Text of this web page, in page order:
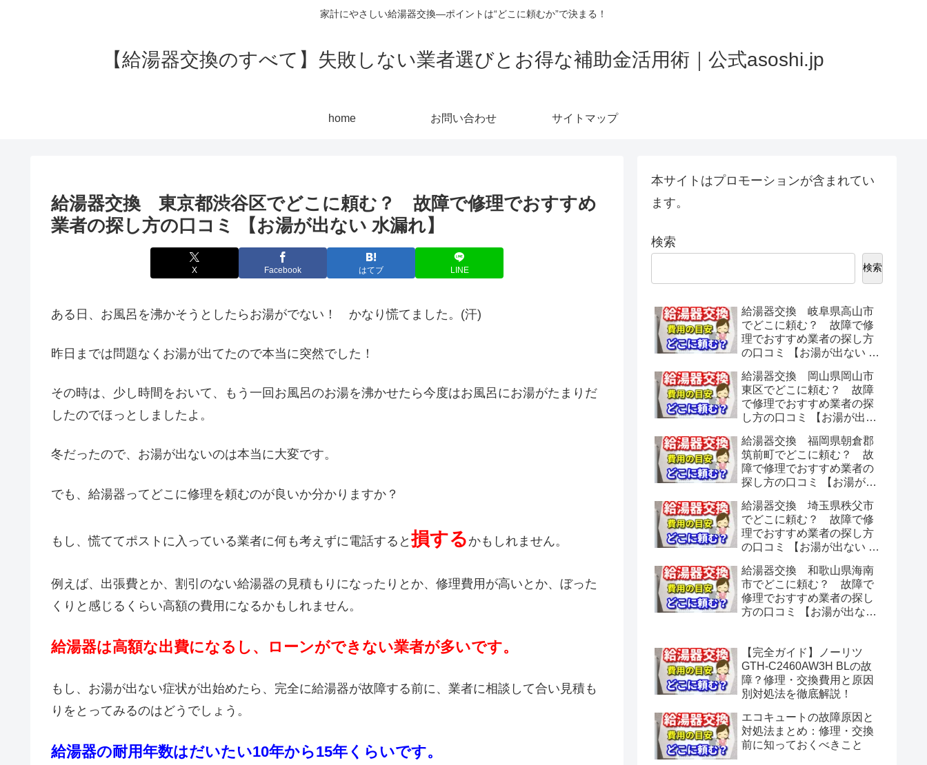
家計にやさしい給湯器交換—ポイントは“どこに頼むか”で決まる！
【給湯器交換のすべて】失敗しない業者選びとお得な補助金活用術｜公式asoshi.jp
home お問い合わせ サイトマップ
給湯器交換 東京都渋谷区でどこに頼む？ 故障で修理でおすすめ
業者の探し方の口コミ 【お湯が出ない 水漏れ】
X Facebook はてブ LINE
ある日、お風呂を沸かそうとしたらお湯がでない！ かなり慌てました。(汗)
昨日までは問題なくお湯が出てたので本当に突然でした！
その時は、少し時間をおいて、もう一回お風呂のお湯を沸かせたら今度はお風呂にお湯がたまりだ
したのでほっとしましたよ。
冬だったので、お湯が出ないのは本当に大変です。
でも、給湯器ってどこに修理を頼むのが良いか分かりますか？
もし、慌ててポストに入っている業者に何も考えずに電話すると損する かもしれません。
例えば、出張費とか、割引のない給湯器の見積もりになったりとか、修理費用が高いとか、ぼった
くりと感じるくらい高額の費用になるかもしれません。
給湯器は高額な出費になるし、ローンができない業者が多いです。
もし、お湯が出ない症状が出始めたら、完全に給湯器が故障する前に、業者に相談して合い見積も
りをとってみるのはどうでしょう。
給湯器の耐用年数はだいたい10年から15年くらいです。
本サイトはプロモーションが含まれてい
ます。
検索
検索
給湯器交換 岐阜県高山市
でどこに頼む？ 故障で修
理でおすすめ業者の探し方
の口コミ 【お湯が出ない 水
給湯器交換 岡山県岡山市
東区でどこに頼む？ 故障
で修理でおすすめ業者の探
し方の口コミ 【お湯が出な
給湯器交換 福岡県朝倉郡
筑前町でどこに頼む？ 故
障で修理でおすすめ業者の
探し方の口コミ 【お湯が出
給湯器交換 埼玉県秩父市
でどこに頼む？ 故障で修
理でおすすめ業者の探し方
の口コミ 【お湯が出ない 水
給湯器交換 和歌山県海南
市でどこに頼む？ 故障で
修理でおすすめ業者の探し
方の口コミ 【お湯が出ない
【完全ガイド】ノーリツ
GTH-C2460AW3H BLの故
障？修理・交換費用と原因
別対処法を徹底解説！
エコキュートの故障原因と
対処法まとめ：修理・交換
前に知っておくべきこと